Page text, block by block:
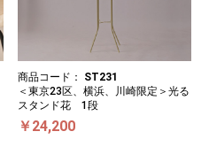
商品コード： ST231
＜東京23区、横浜、川崎限定＞光る
スタンド花 1段
￥24,200